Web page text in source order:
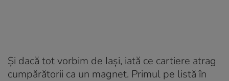
Și dacă tot vorbim de Iași, iată ce cartiere atrag
cumpărătorii ca un magnet. Primul pe listă în